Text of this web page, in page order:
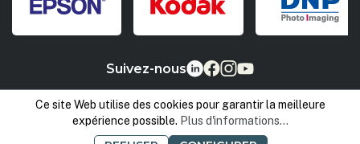
Suivez-nous
Ce site Web utilise des cookies pour garantir la meilleure
expérience possible. Plus d'informations...